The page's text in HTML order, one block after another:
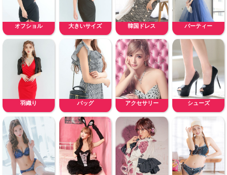
オフショル 大きいサイズ 韓国ドレス パーティー
羽織り バッグ アクセサリー シューズ